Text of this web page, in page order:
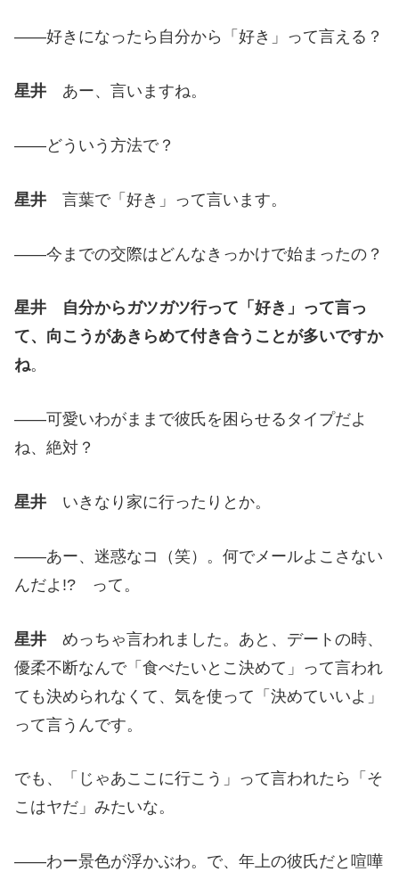
——好きになったら自分から「好き」って言える？
星井 あー、言いますね。
——どういう方法で？
星井 言葉で「好き」って言います。
——今までの交際はどんなきっかけで始まったの？
星井
自分からガツガツ行って「好き」って言っ
て、向こうがあきらめて付き合うことが多いですか
ね。
——可愛いわがままで彼氏を困らせるタイプだよ
ね、絶対？
星井 いきなり家に行ったりとか。
——あー、迷惑なコ（笑）。何でメールよこさない
んだよ!? って。
星井 めっちゃ言われました。あと、デートの時、
優柔不断なんで「食べたいとこ決めて」って言われ
ても決められなくて、気を使って「決めていいよ」
って言うんです。
でも、「じゃあここに行こう」って言われたら「そ
こはヤだ」みたいな。
——わー景色が浮かぶわ。で、年上の彼氏だと喧嘩